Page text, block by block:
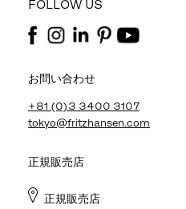
FOLLOW US
お問い合わせ
+81 (0)3 3400 3107
tokyo@fritzhansen.com
正規販売店
正規販売店